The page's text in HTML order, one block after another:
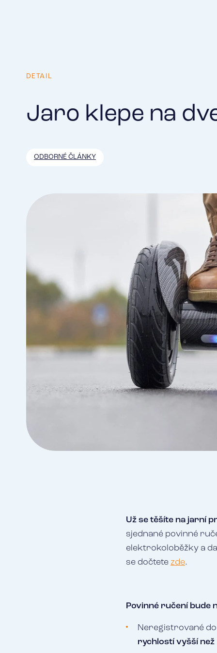
DETAIL
Jaro klepe na
ODBORNÉ ČLÁNKY
Už se těšíte na jarní
sjednané povinné
elektrokoloběžky a
se dočtete zde.
Povinné ručení bude
Neregistrované
rychlostí vyšší než